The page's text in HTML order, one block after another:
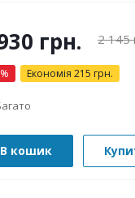
грн. 2 145
% Економія 215 грн.
В кошик